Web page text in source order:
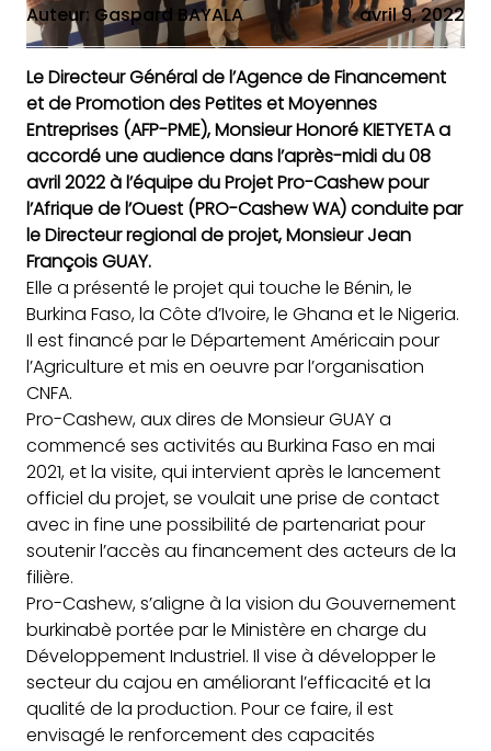
Auteur: Gaspard BAYALA avril 9, 2022
Le Directeur Général de l’Agence de Financement
et de Promotion des Petites et Moyennes
Entreprises (AFP-PME), Monsieur Honoré KIETYETA a
accordé une audience dans l’après-midi du 08
avril 2022 à l’équipe du Projet Pro-Cashew pour
l’Afrique de l’Ouest (PRO-Cashew WA) conduite par
le Directeur regional de projet, Monsieur Jean
François GUAY.
Elle a présenté le projet qui touche le Bénin, le
Burkina Faso, la Côte d’Ivoire, le Ghana et le Nigeria.
Il est financé par le Département Américain pour
l’Agriculture et mis en oeuvre par l’organisation
CNFA.
Pro-Cashew, aux dires de Monsieur GUAY a
commencé ses activités au Burkina Faso en mai
2021, et la visite, qui intervient après le lancement
officiel du projet, se voulait une prise de contact
avec in fine une possibilité de partenariat pour
soutenir l’accès au financement des acteurs de la
filière.
Pro-Cashew, s’aligne à la vision du Gouvernement
burkinabè portée par le Ministère en charge du
Développement Industriel. Il vise à développer le
secteur du cajou en améliorant l’efficacité et la
qualité de la production. Pour ce faire, il est
envisagé le renforcement des capacités